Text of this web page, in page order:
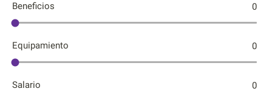
Beneficios 0
Equipamiento 0
Salario 0